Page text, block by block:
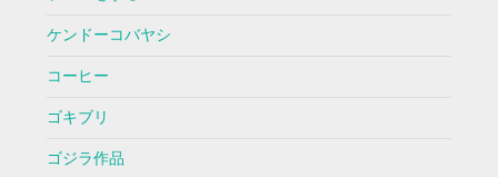
ケンドーコバヤシ
コーヒー
ゴキブリ
ゴジラ作品